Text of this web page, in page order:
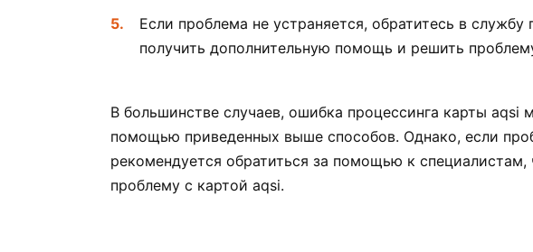
Если проблема не устраняется, обратитесь в
получить дополнительную помощь и решить
В большинстве случаев, ошибка процессинга карты aqsi
помощью приведенных выше способов. Однако, если
рекомендуется обратиться за помощью к
проблему с картой aqsi.